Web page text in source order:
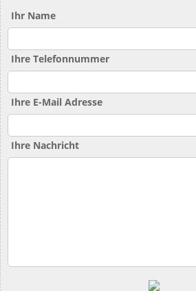
Ihr Name
Ihre Telefonnummer
Ihre E-Mail Adresse
Ihre Nachricht